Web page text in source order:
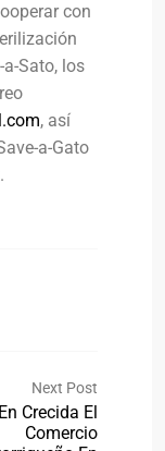
con
Sato, los
, así
a-Gato
Next Post
En Crecida El
Comercio